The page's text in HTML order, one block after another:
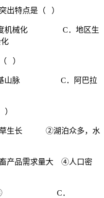
出特点是（ ）
机械化 C．地区生
）
山脉 C．阿巴拉
草生长 ②湖泊众多，水
产品需求量大 ④人口密
C．